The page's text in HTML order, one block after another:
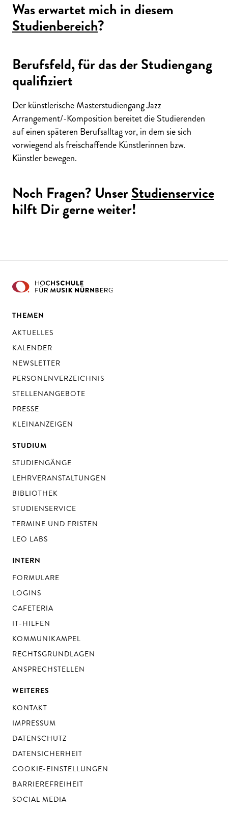
Was erwartet mich in diesem
Studienbereich?
Berufsfeld, für das der Studiengang
qualifiziert
Der künstlerische Masterstudiengang Jazz
Arrangement/-Komposition bereitet die Studierenden
aufeinen späteren Berufsalltag vor, in dem sie sich
vorwiegend als freischaffende Künstlerinnen bzw.
Künstler bewegen.
Noch Fragen? UnserStudienservice
hilft Dir gerne weiter!
THEMEN
AKTUELLES
KALENDER
NEWSLETTER
PERSONENVERZEICHNIS
STELLENANGEBOTE
PRESSE
KLEINANZEIGEN
STUDIUM
STUDIENGÄNGE
LEHRVERANSTALTUNGEN
BIBLIOTHEK
STUDIENSERVICE
TERMINE UND FRISTEN
LEO LABS
INTERN
FORMULARE
LOGINS
CAFETERIA
IT-HILFEN
KOMMUNIKAMPEL
RECHTSGRUNDLAGEN
ANSPRECHSTELLEN
WEITERES
KONTAKT
IMPRESSUM
DATENSCHUTZ
DATENSICHERHEIT
COOKIE-EINSTELLUNGEN
BARRIEREFREIHEIT
SOCIAL MEDIA